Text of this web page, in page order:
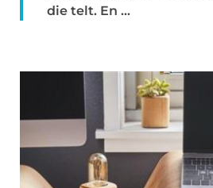
die telt. En ...